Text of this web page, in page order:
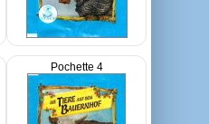
Pochette 4